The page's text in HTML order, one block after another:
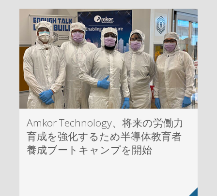
Amkor Technology、将来の労働力
育成を強化するため半導体教育者
養成ブートキャンプを開始